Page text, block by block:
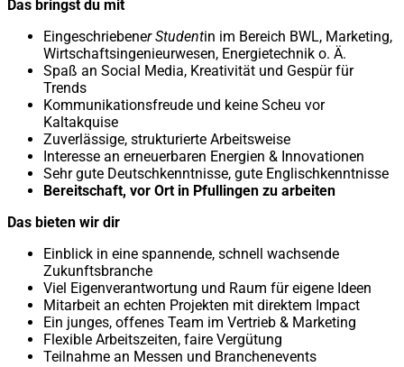
Das bringst du mit
Eingeschriebener Studentin im Bereich BWL, Marketing,
Wirtschaftsingenieurwesen, Energietechnik o. Ä.
Spaß an Social Media, Kreativität und Gespür für
Trends
Kommunikationsfreude und keine Scheu vor
Kaltakquise
Zuverlässige, strukturierte Arbeitsweise
Interesse an erneuerbaren Energien & Innovationen
Sehr gute Deutschkenntnisse, gute Englischkenntnisse
Bereitschaft, vor Ort in Pfullingen zu arbeiten
Das bieten wir dir
Einblick in eine spannende, schnell wachsende
Zukunftsbranche
Viel Eigenverantwortung und Raum für eigene Ideen
Mitarbeit an echten Projekten mit direktem Impact
Ein junges, offenes Team im Vertrieb & Marketing
Flexible Arbeitszeiten, faire Vergütung
Teilnahme an Messen und Branchenevents